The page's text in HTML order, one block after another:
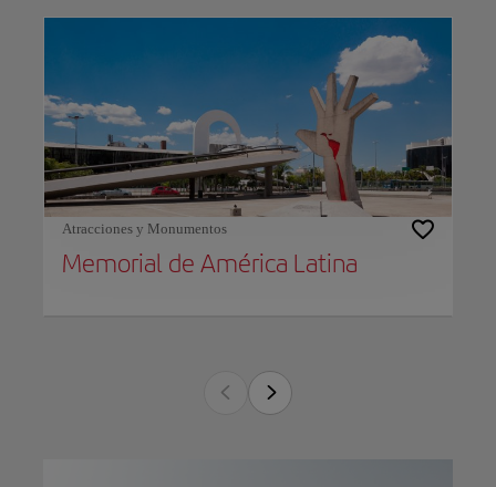
Atracciones y Monumentos
Memorial de América Latina